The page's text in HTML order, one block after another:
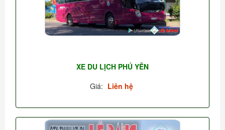
XE DU LỊCH PHÚ YÊN
Giá: Liên hệ